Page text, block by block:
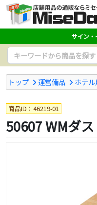
サイン・
トップ 運営備品 ホテ
商品ID：46219-01
50607 WMダ